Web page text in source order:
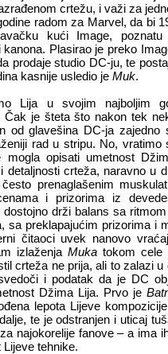
crtežu, i važi za
radom za Marvel, da bi
kući Image,
kanona. Plasirao je preko
prodaje studio DC-ju, te
kasnije usledio je Muk.
Lija u svojim najboljim
Čak je šteta što nakon tek
od glavešina DC-ja
rad u stripu. No,
mogla opisati umetnost
detaljnosti crteža, naravno u
prenaglašenim
i prizorima iz
dostojno drži balans sa
sa preklapajućim prizorima i
čitaoci uvek nanovo
izlaženjaMuka tokom cele
crteža ne prija, ali to zalazi
i podatak da je DC
Džima Lija. Prvo je
lepota Lijeve
te je odstranjen i uticaj
najokorelije fanove – a ima
tehnike.